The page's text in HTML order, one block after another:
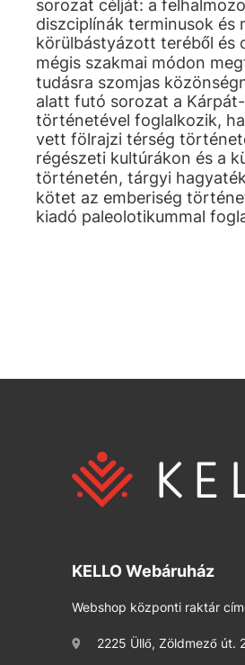
sorozat célját: a
diszciplínák terminusok és
körülbástyázott teréből és
mégis szakmai módon
tudásra szomjas
alatt futó sorozat a
történetével foglalkozik,
vett fölrajzi térség
régészeti kultúrákon és a
történetén, tárgyi
kötet az emberiség
kiadó paleolotikummal
KELLO Webáruház
Webshop központi raktár
2225 Üllő, Zöldmező út.